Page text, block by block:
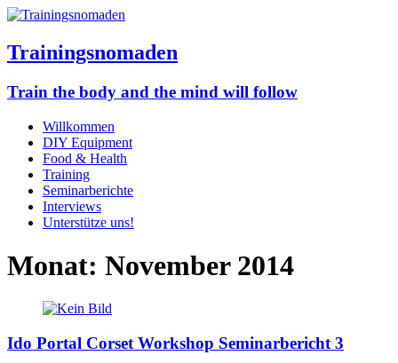
Trainingsnomaden
Train the body and the mind will follow
Willkommen
DIY Equipment
Food & Health
Training
Seminarberichte
Interviews
Unterstütze uns!
Monat: November 2014
Ido Portal Corset Workshop Seminarbericht 3